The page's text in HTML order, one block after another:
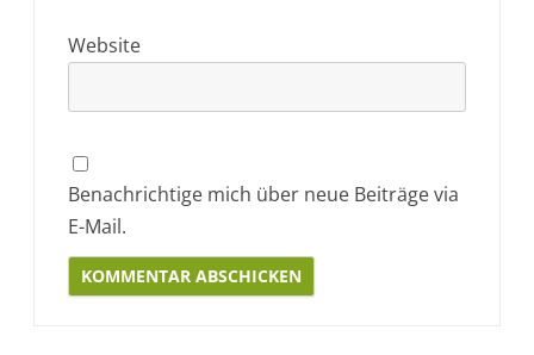
Website
Benachrichtige mich über neue Beiträge via
E-Mail.